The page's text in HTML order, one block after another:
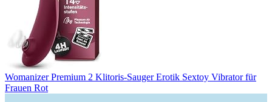
Womanizer Premium 2 Klitoris-Sauger Erotik Sextoy Vibrator für
Frauen Rot